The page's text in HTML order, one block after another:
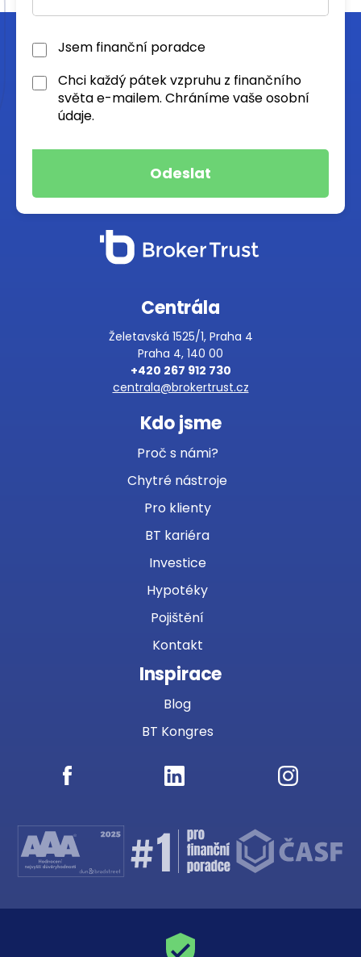
Jsem finanční poradce
Chci každý pátek vzpruhu z finančního
světa e-mailem. Chráníme vaše osobní
údaje.
Centrála
Želetavská 1525/1, Praha 4
Praha 4, 140 00
+420 267 912 730
centrala@brokertrust.cz
Kdo jsme
Proč s námi?
Chytré nástroje
Pro klienty
BT kariéra
Investice
Hypotéky
Pojištění
Kontakt
Inspirace
Blog
BT Kongres